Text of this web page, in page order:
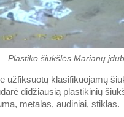
Plastiko šiukšlės Marianų
užfiksuotų klasifikuojamų
didžiausią plastikinių
metalas, audiniai, stiklas.